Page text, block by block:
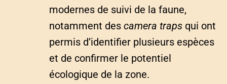
modernes de suivi de la faune,
notamment des camera traps qui ont
permis d’identifier plusieurs espèces
et de confirmer le potentiel
écologique de la zone.